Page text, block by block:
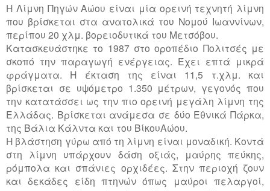
H Λίμνη Πηγών Αώου είναι μία ορεινή τεχνητή λίμνη
που βρίσκεται στα ανατολικά του Νομού Ιωαννίνων,
περίπου 20 χλμ. βορειοδυτικά του Μετσόβου.
Κατασκευάστηκε το 1987 στο οροπέδιο Πολιτσές με
σκοπό την παραγωγή ενέργειας. Έχει επτά μικρά
φράγματα. Η έκταση της είναι 11,5 τ.χλμ. και
βρίσκεται σε υψόμετρο 1.350 μέτρων, γεγονός που
την κατατάσσει ως την πιο ορεινή μεγάλη λίμνη της
Ελλάδας. Βρίσκεται ανάμεσα σε δύο Εθνικά Πάρκα,
της Βάλια Κάλντα και του ΒίκουΑώου.
Η βλάστηση γύρω από τη λίμνη είναι μοναδική. Κοντά
στη λίμνη υπάρχουν δάση οξιάς, μαύρης πεύκης,
ρόμπολα και σπάνιες ορχιδέες. Στην περιοχή ζουν
και δεκάδες είδη πτηνών όπως μαύροι πελαργοί,